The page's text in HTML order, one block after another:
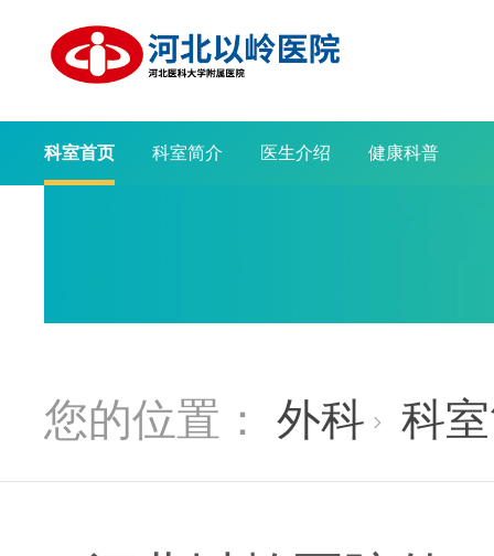
科室首页 科室简介 医生介绍 健康科普
您的位置： 外科  科